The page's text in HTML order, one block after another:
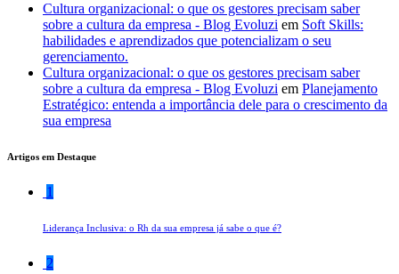
Cultura organizacional: o que os gestores precisam saber
sobre a cultura da empresa - Blog Evoluzi em Soft Skills:
habilidades e aprendizados que potencializam o seu
gerenciamento.
Cultura organizacional: o que os gestores precisam saber
sobre a cultura da empresa - Blog Evoluzi em Planejamento
Estratégico: entenda a importância dele para o crescimento da
sua empresa
Artigos em Destaque
1
Liderança Inclusiva: o Rh da sua empresa já sabe o que é?
2